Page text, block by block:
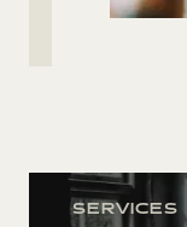
SERVICES